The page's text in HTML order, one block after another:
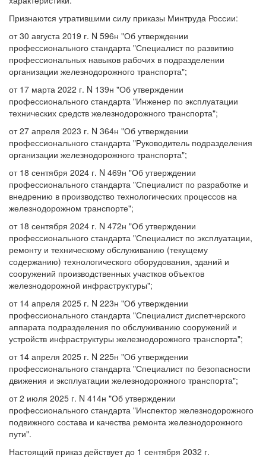
Признаются утратившими силу приказы Минтруда России:
от 30 августа 2019 г. N 596н "Об утверждении
профессионального стандарта "Специалист по развитию
профессиональных навыков рабочих в подразделении
организации железнодорожного транспорта";
от 17 марта 2022 г. N 139н "Об утверждении
профессионального стандарта "Инженер по эксплуатации
технических средств железнодорожного транспорта";
от 27 апреля 2023 г. N 364н "Об утверждении
профессионального стандарта "Руководитель подразделения
организации железнодорожного транспорта";
от 18 сентября 2024 г. N 469н "Об утверждении
профессионального стандарта "Специалист по разработке и
внедрению в производство технологических процессов на
железнодорожном транспорте";
от 18 сентября 2024 г. N 472н "Об утверждении
профессионального стандарта "Специалист по эксплуатации,
ремонту и техническому обслуживанию (текущему
содержанию) технологического оборудования, зданий и
сооружений производственных участков объектов
железнодорожной инфраструктуры";
от 14 апреля 2025 г. N 223н "Об утверждении
профессионального стандарта "Специалист диспетчерского
аппарата подразделения по обслуживанию сооружений и
устройств инфраструктуры железнодорожного транспорта";
от 14 апреля 2025 г. N 225н "Об утверждении
профессионального стандарта "Специалист по безопасности
движения и эксплуатации железнодорожного транспорта";
от 2 июля 2025 г. N 414н "Об утверждении
профессионального стандарта "Инспектор железнодорожного
подвижного состава и качества ремонта железнодорожного
пути".
Настоящий приказ действует до 1 сентября 2032 г.